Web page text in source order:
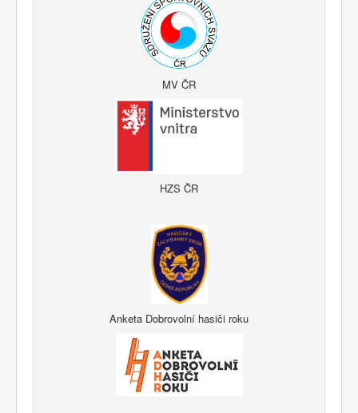
MV ČR
HZS ČR
Anketa Dobrovolní hasiči roku